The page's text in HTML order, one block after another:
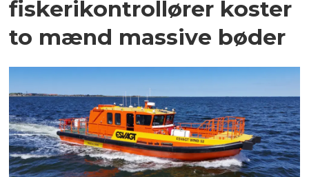
fiskerikontrollører koster
to mænd massive bøder